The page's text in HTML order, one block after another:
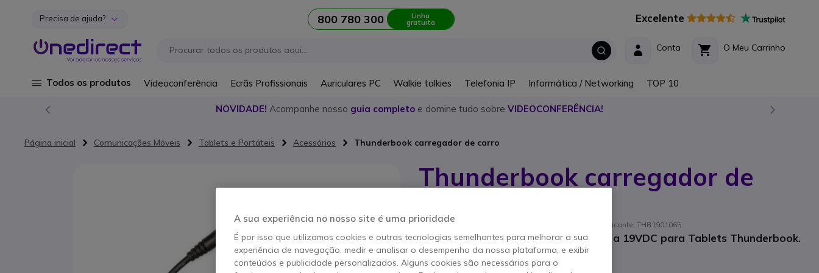
Ir para o Conteúdo
Precisa de ajuda? 800 780 300 Linha
gratuita Excelente
O Meu Carrinho
Conta
Todos os produtos Videoconferência Ecrãs Profissionais Auriculares PC Walkie talkies Telefonia IP Informática / Networking TOP 10
NOVIDADE! Acompanhe nosso guia completo e domine tudo sobre VIDEOCONFERÊNCIA!
Página inicial Comunicações Móveis Tablets e Portáteis Acessórios Thunderbook carregador de carro
Thunderbook carregador de
Referência produto: THUN1901065 // Referência de fabricante: THB1901065
Carregador de veículo de 12 / 24 VDC a 19VDC para Tablets Thunderbook.
POUPE 11,00 €
A sua experiência no nosso site é uma prioridade
É por isso que utilizamos cookies e outras tecnologias semelhantes para melhorar a sua
experiência de navegação, medir e analisar o desempenho da nossa plataforma, e exibir
conteúdos e publicidade personalizados. Alguns cookies são necessários para o